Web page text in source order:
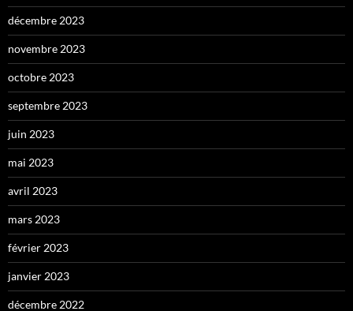
décembre 2023
novembre 2023
octobre 2023
septembre 2023
juin 2023
mai 2023
avril 2023
mars 2023
février 2023
janvier 2023
décembre 2022